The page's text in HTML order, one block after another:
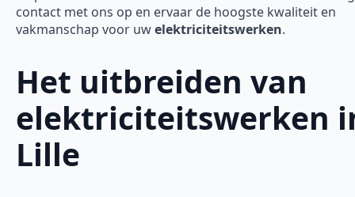
contact met ons op en ervaar de hoogste kwaliteit en
vakmanschap voor uwelektriciteitswerken.
Het uitbreiden van
elektriciteitswerken
Lille